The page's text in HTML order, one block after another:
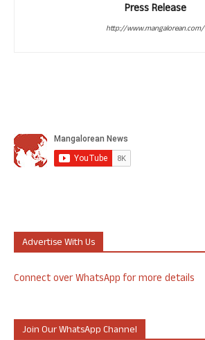
Press Release
http://www.mangalorean.com/
Advertise With Us
Connect over WhatsApp for more details
Join Our WhatsApp Channel